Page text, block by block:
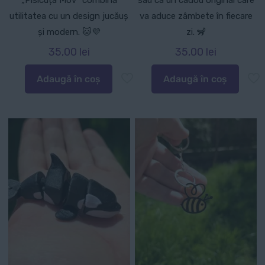
utilitatea cu un design jucăuș
și modern. 🐱💜
35,00 lei
Adaugă în coș
va aduce zâmbete în fiecare
zi. 🦨
35,00 lei
Adaugă în coș